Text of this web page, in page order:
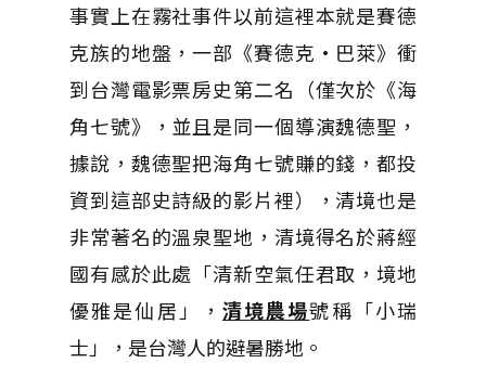
事實上在霧社事件以前這裡本就是賽德
克族的地盤，一部《賽德克·巴萊》衝
到台灣電影票房史第二名（僅次於《海
角七號》，並且是同一個導演魏德聖，
據說，魏德聖把海角七號賺的錢，都投
資到這部史詩級的影片裡），清境也是
非常著名的溫泉聖地，清境得名於蔣經
國有感於此處「清新空氣任君取，境地
優雅是仙居」， 清境農場號稱「小瑞
士」，是台灣人的避暑勝地。